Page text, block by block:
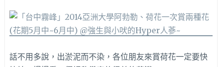
話不用多說，出淤泥而不染，各位朋友來賞荷花一定要快